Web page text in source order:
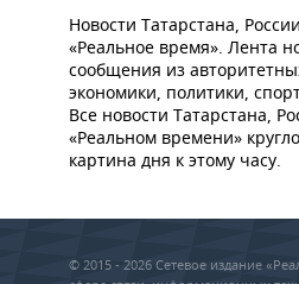
Новости Татарстана,
«Реальное время». Лента
сообщения из
экономики, политики,
Все новости Татарстана,
«Реальном времени»
картина дня к этому часу.
© 2015 - 2026 Сетевое издание